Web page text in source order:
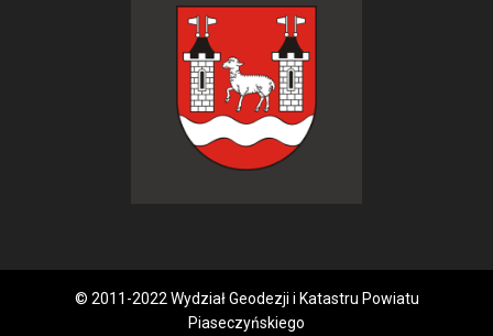
© 2011-2022 Wydział Geodezji i Katastru Powiatu
Piaseczyńskiego